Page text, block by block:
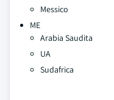
Messico
ME
Arabia Saudita
UA
Sudafrica